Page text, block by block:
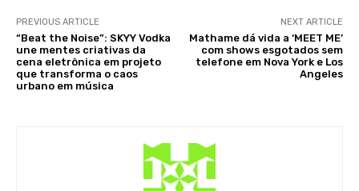
PREVIOUS ARTICLE
“Beat the Noise”: SKYY Vodka
une mentes criativas da
cena eletrônica em projeto
que transforma o caos
urbano em música
NEXT ARTICLE
Mathame dá vida a ‘MEET ME’
com shows esgotados sem
telefone em Nova York e Los
Angeles